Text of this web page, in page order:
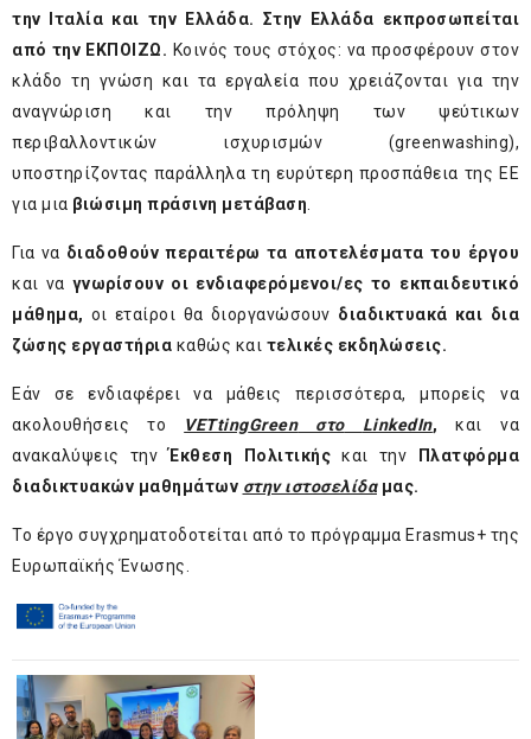
την Ιταλία και την Ελλάδα. Στην Ελλάδα εκπροσωπείται
από την ΕΚΠΟΙΖΩ. Κοινός τους στόχος: να προσφέρουν στον
κλάδο τη γνώση και τα εργαλεία που χρειάζονται για την
αναγνώριση και την πρόληψη των ψεύτικων
περιβαλλοντικών ισχυρισμών (greenwashing),
υποστηρίζοντας παράλληλα τη ευρύτερη προσπάθεια της ΕΕ
για μια βιώσιμη πράσινη μετάβαση.
Για να διαδοθούν περαιτέρω τα αποτελέσματα του έργου
και να γνωρίσουν οι ενδιαφερόμενοι/ες το εκπαιδευτικό
μάθημα, οι εταίροι θα διοργανώσουν διαδικτυακά και δια
ζώσης εργαστήρια καθώς και τελικές εκδηλώσεις.
Εάν σε ενδιαφέρει να μάθεις περισσότερα, μπορείς να
ακολουθήσεις το
VETtingGreenστο LinkedIn,
και να
ανακαλύψεις τηνΈκθεση Πολιτικήςκαι την Πλατφόρμα
διαδικτυακών μαθημάτων στηνιστοσελίδαμας.
Το έργο συγχρηματοδοτείται από το πρόγραμμα Erasmus+ της
Ευρωπαϊκής Ένωσης.